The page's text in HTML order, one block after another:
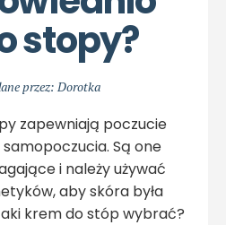
stopy?
przez: Dorotka
zapewniają poczucie
Są one
i należy używać
aby skóra była
krem do stóp wybrać?